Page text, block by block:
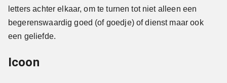
letters achter elkaar, om te turnen tot niet alleen een
begerenswaardig goed (of goedje) of dienst maar ook
een geliefde.
Icoon